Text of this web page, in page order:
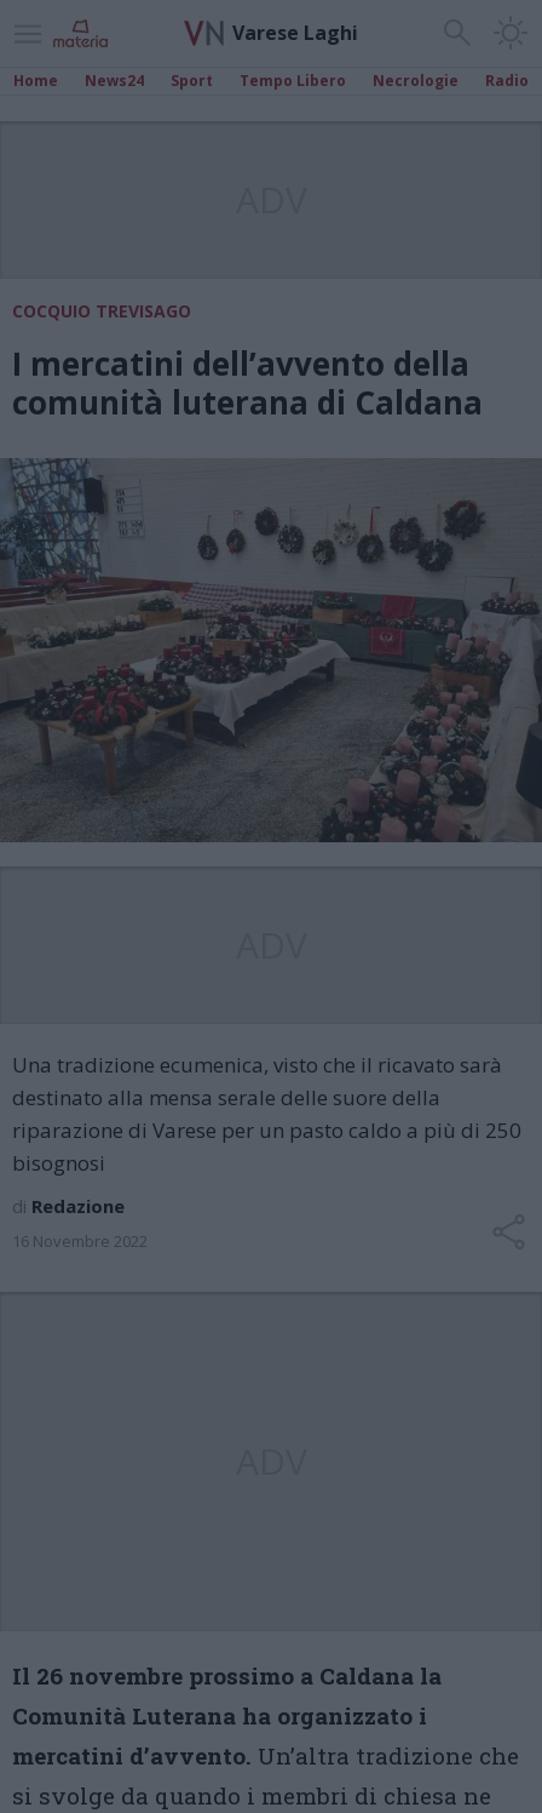
Varese Laghi
Home News24 Sport Tempo Libero Necrologie Radio
COCQUIO TREVISAGO
I mercatini dell’avvento della
comunità luterana di Caldana
Una tradizione ecumenica, visto che il ricavato sarà
destinato alla mensa serale delle suore della
riparazione di Varese per un pasto caldo a più di 250
bisognosi
di Redazione
16 Novembre 2022
Il 26 novembre prossimo a Caldana la
Comunità Luterana ha organizzato i
mercatini d’avvento. Un’altra tradizione che
si svolge da quando i membri di chiesa ne